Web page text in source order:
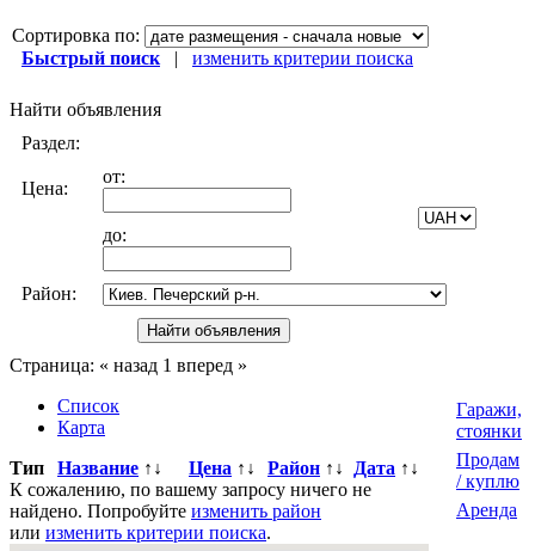
Сортировка по:
Быстрый поиск | изменить критерии поиска
Найти объявления
Раздел:
Цена:
от:
до:
Район:
Страница: « назад 1 вперед »
Список
Карта
Тип
Название ↑↓ Цена ↑↓ Район ↑↓ Дата ↑↓
К сожалению, по вашему запросу ничего не
найдено. Попробуйте изменить район
или изменить критерии поиска.
Гаражи,
стоянки
Продам
/ куплю
Аренда